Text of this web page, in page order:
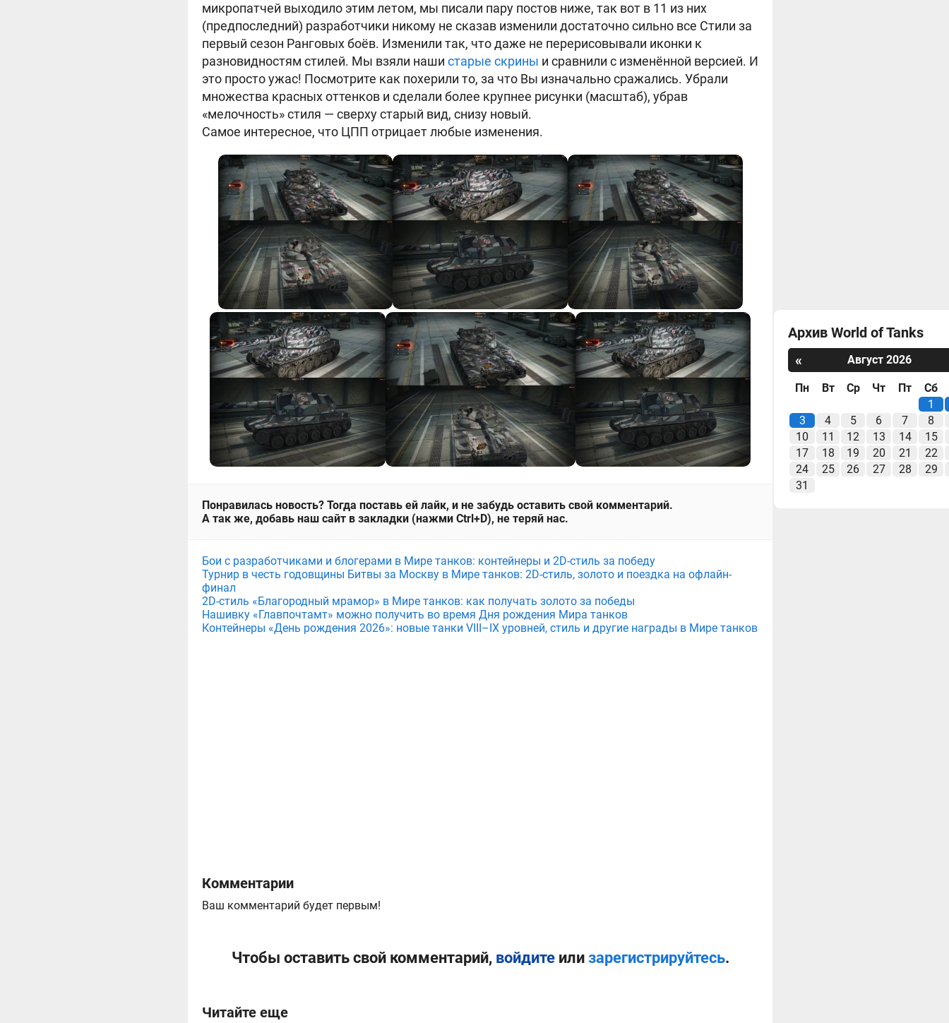
микропатчей выходило этим летом, мы писали пару постов ниже, так вот в 11 из них
(предпоследний) разработчики никому не сказав изменили достаточно сильно все Стили за
первый сезон Ранговых боёв. Изменили так, что даже не перерисовывали иконки к
разновидностям стилей. Мы взяли наши старые скрины и сравнили с изменённой версией. И
это просто ужас! Посмотрите как похерили то, за что Вы изначально сражались. Убрали
множества красных оттенков и сделали более крупнее рисунки (масштаб), убрав
«мелочность» стиля — сверху старый вид, снизу новый.
Самое интересное, что ЦПП отрицает любые изменения.
Понравилась новость? Тогда поставь ей лайк, и не забудь оставить свой комментарий.
А так же, добавь наш сайт в закладки (нажми Ctrl+D), не теряй нас.
Бои с разработчиками и блогерами в Мире танков: контейнеры и 2D-стиль за победу
Турнир в честь годовщины Битвы за Москву в Мире танков: 2D-стиль, золото и поездка на офлайн-
финал
2D-стиль «Благородный мрамор» в Мире танков: как получать золото за победы
Нашивку «Главпочтамт» можно получить во время Дня рождения Мира танков
Контейнеры «День рождения 2026»: новые танки VIII–IX уровней, стиль и другие награды в Мире танков
Комментарии
Ваш комментарий будет первым!
Чтобы оставить свой комментарий, войдитеили зарегистрируйтесь.
Читайте еще
Архив World of Tanks
«
Август 2026
Пн Вт Ср Чт Пт
Сб
1
3
4 5 6 7
8
10
11 12 13 14
15
17
18 19 20 21
22
24
25 26 27 28
29
31